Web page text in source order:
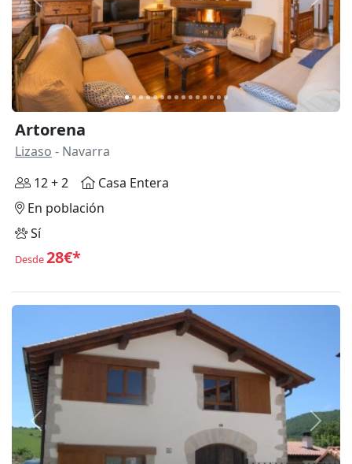
Anterior
Artorena
Lizaso - Navarra
12 + 2
Casa Entera
En población
Sí
Desde28€*
Anterior